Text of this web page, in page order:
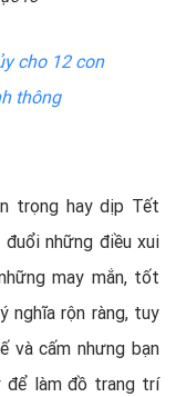
cho 12 con
thông
trọng hay dịp Tết
những điều xui
may mắn, tốt
nghĩa rộn ràng, tuy
và cấm nhưng bạn
để làm đồ trang trí